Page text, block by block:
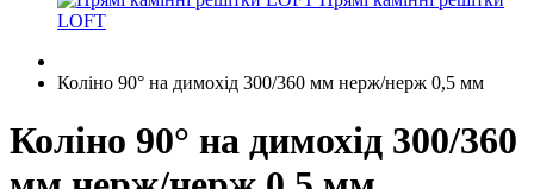
LOFT
Коліно 90° на димохід 300/360 мм нерж/нерж 0,5 мм
Коліно 90° на димохід 300/360